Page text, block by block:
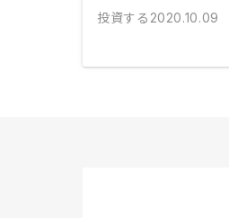
投資する 2020.10.09